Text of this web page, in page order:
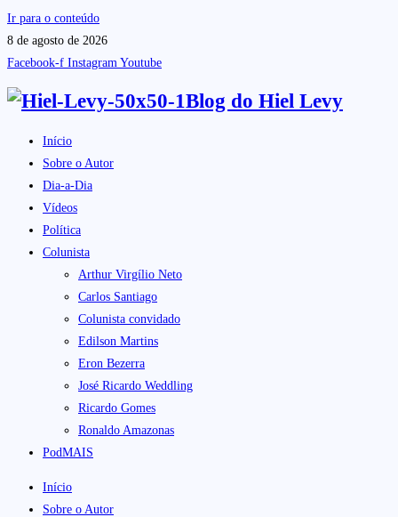
Ir para o conteúdo
8 de agosto de 2026
Facebook-f Instagram Youtube
Blog do Hiel Levy
Início
Sobre o Autor
Dia-a-Dia
Vídeos
Política
Colunista
Arthur Virgílio Neto
Carlos Santiago
Colunista convidado
Edilson Martins
Eron Bezerra
José Ricardo Weddling
Ricardo Gomes
Ronaldo Amazonas
PodMAIS
Início
Sobre o Autor